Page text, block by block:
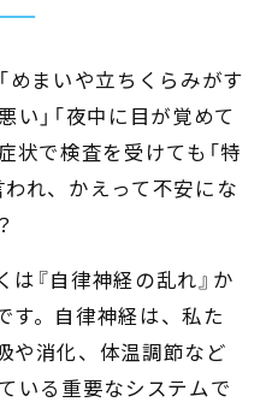
めまいや立ちくらみがす
い」「夜中に目が覚めて
で検査を受けても「特
れ、かえって不安にな
『自律神経の乱れ』か
す。自律神経は、私た
や消化、体温調節など
いる重要なシステムで